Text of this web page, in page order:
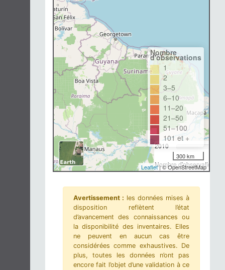
2010
Nombre d'observations-
Nombre
d'observations
1
2
3–5
6–10
11–20
21–50
51–100
101 et +
300 km
Leaflet| © OpenStreetMap
Avertissement : les données mises à
disposition reflètent l’état
d’avancement des connaissances ou
la disponibilité des inventaires. Elles
ne peuvent en aucun cas être
considérées comme exhaustives. De
plus, toutes les données n’ont pas
encore fait l’objet d’une validation à ce